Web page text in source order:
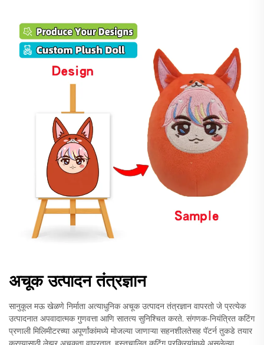
अचूक उत्पादन तंत्रज्ञान
सानुकूल मऊ खेळणे निर्माता अत्याधुनिक अचूक उत्पादन तंत्रज्ञान वापरतो जे प्रत्येक
उत्पादनात अपवादात्मक गुणवत्ता आणि सातत्य सुनिश्चित करते. संगणक-नियंत्रित कटिंग
प्रणाली मिलिमीटरच्या अपूर्णांकांमध्ये मोजल्या जाणाऱ्या सहनशीलतेसह पॅटर्न तुकडे तयार